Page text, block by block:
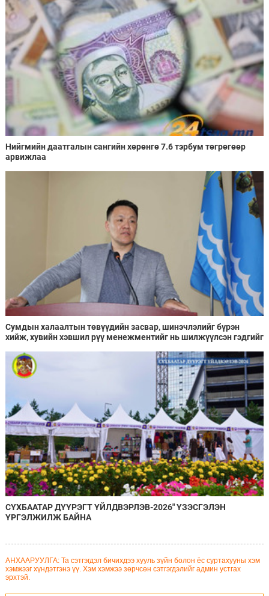
Нийгмийн даатгалын сангийн хөрөнгө 7.6 тэрбум төгрөгөөр
арвижлаа
Сумдын халаалтын төвүүдийн засвар, шинэчлэлийг бүрэн
хийж, хувийн хэвшил рүү менежментийг нь шилжүүлсэн гэдгийг
СҮХБААТАР ДҮҮРЭГТ ҮЙЛДВЭРЛЭВ-2026" ҮЗЭСГЭЛЭН
ҮРГЭЛЖИЛЖ БАЙНА
АНХААРУУЛГА: Та сэтгэгдэл бичихдээ хууль зүйн болон ёс суртахууны хэм
хэмжээг хүндэтгэнэ үү. Хэм хэмжээ зөрчсөн сэтгэгдэлийг админ устгах
эрхтэй.